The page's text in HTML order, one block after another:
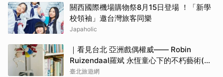
關西國際機場購物祭8月15日登場 ！「新學
校領袖」邀台灣旅客同樂
Japaholic
｜看見台北 亞洲戲偶權威—— Robin
Ruizendaal羅斌 永恆童心下的不朽藝術(台
北畫刊115年7月)
臺北旅遊網